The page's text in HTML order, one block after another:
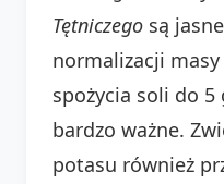
Tętniczego są
normalizacji masy
spożycia soli do
bardzo ważne.
potasu również